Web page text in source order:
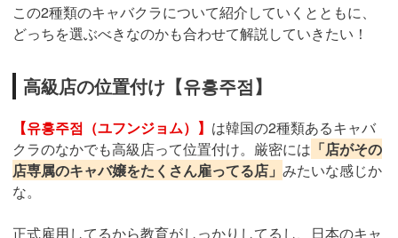
この2種類のキャバクラについて紹介していくとともに、
どっちを選ぶべきなのかも合わせて解説していきたい！
高級店の位置付け【유흥주점】
【유흥주점（ユフンジョム）】 は韓国の2種類あるキャバ
クラのなかでも高級店って位置付け。厳密には 「店がその
店専属のキャバ嬢をたくさん雇ってる店」 みたいな感じか
な。
正式雇用してるから教育がしっかりしてるし、日本のキャ